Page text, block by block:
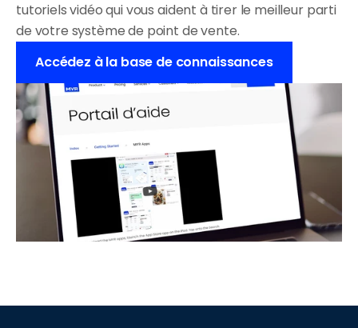
tutoriels vidéo qui vous aident à tirer le meilleur parti
de votre système de point de vente.
Accédez à la base de connaissances